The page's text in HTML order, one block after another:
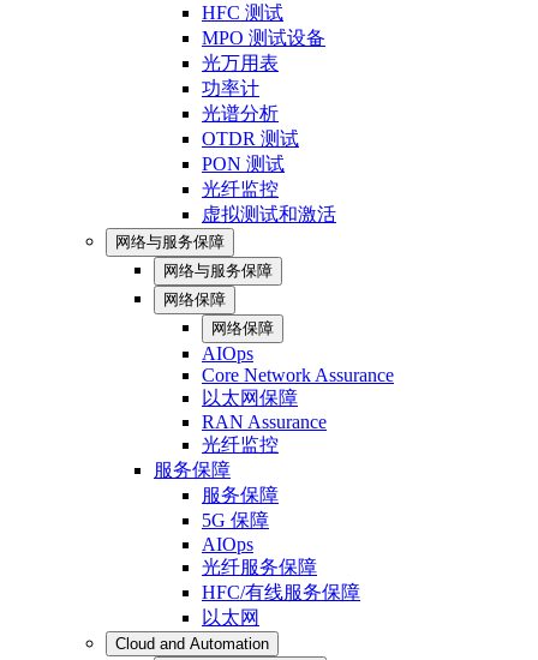
HFC 测试
MPO 测试设备
光万用表
功率计
光谱分析
OTDR 测试
PON 测试
光纤监控
虚拟测试和激活
网络与服务保障
网络与服务保障
网络保障
网络保障
AIOps
Core Network Assurance
以太网保障
RAN Assurance
光纤监控
服务保障
服务保障
5G 保障
AIOps
光纤服务保障
HFC/有线服务保障
以太网
Cloud and Automation